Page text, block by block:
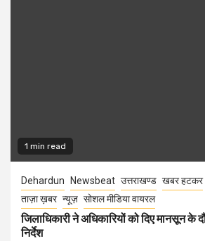
1 min read
Dehardun Newsbeat उत्तराखण्ड खबर हटकर
ताज़ा ख़बर न्यूज़ सोशल मीडिया वायरल
जिलाधिकारी ने अधिकारियों को दिए मानसून के
निर्देश